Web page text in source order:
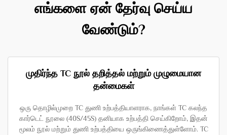
எங்களை ஏன் தேர்வு செய்ய
வேண்டும்?
முதிர்ந்த TC நூல் தறித்தல் மற்றும் முழுமையான
தன்மைகள்
ஒரு தொழில்முறை TC துணி உற்பத்தியாளராக, நாங்கள் TC கலந்த
கார்டெட் நூலை (40S/45S) தனியாக உற்பத்தி செய்கிறோம், இதன்
மூலம் நூல் மற்றும் துணி உற்பத்தியை ஒருங்கிணைத்துள்ளோம். TC